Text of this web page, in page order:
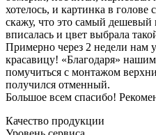
хотелось, и картинка в голове
скажу, что это самый дешевый
вписалась и цвет выбрала
Примерно через 2 недели нам
красавицу! «Благодаря»
помучиться с монтажом
получился отменный.
Большое всем спасибо!
Качество продукции